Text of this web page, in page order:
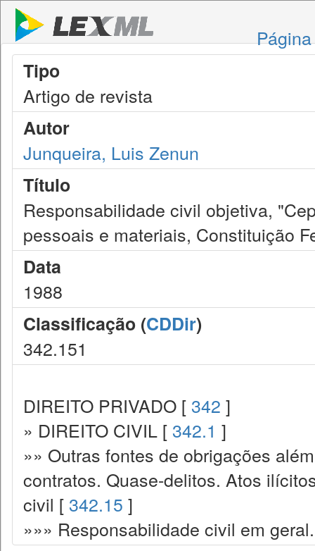
Tipo
Artigo de revista
Autor
Junqueira, Luis Zenun
Título
Responsabilidade civil objetiva,
pessoais e materiais, Constituição
Data
1988
Classificação (CDDir)
342.151
DIREITO PRIVADO [ 342 ]
» DIREITO CIVIL [ 342.1 ]
»» Outras fontes de obrigações
contratos. Quase-delitos. Atos
civil [ 342.15 ]
»»» Responsabilidade civil em